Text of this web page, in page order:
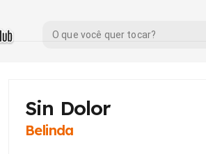
Sin Dolor
Belinda